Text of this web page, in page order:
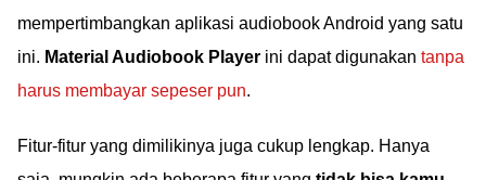
mempertimbangkan aplikasi audiobook Android yang satu
ini. Material Audiobook Player ini dapat digunakan tanpa
harus membayar sepeser pun.
Fitur-fitur yang dimilikinya juga cukup lengkap. Hanya